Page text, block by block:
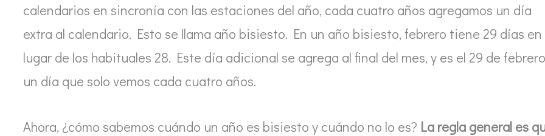
calendarios en sincronía con las estaciones del año, cada cuatro años agregamos un día
extra al calendario. Esto se llama año bisiesto. En un año bisiesto, febrero tiene 29 días en
lugar de los habituales 28. Este día adicional se agrega al final del mes, y es el 29 de
un día que solo vemos cada cuatro años.
Ahora, ¿cómo sabemos cuándo un año es bisiesto y cuándo no lo es? La regla general es